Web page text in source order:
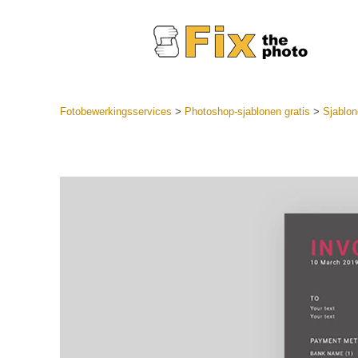
Mobiele
Fotobewerkingsservices > Photoshop-sjablonen gratis >